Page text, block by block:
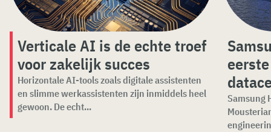
Verticale AI is de echte troef
voor zakelijk succes
Horizontale AI-tools zoals digitale assistenten
en slimme werkassistenten zijn inmiddels heel
gewoon. De echt...
Samsung